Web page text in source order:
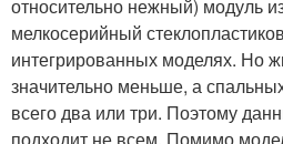
относительно нежный) модуль
мелкосерийный
интегрированных моделях. Но
значительно меньше, а
всего два или три. Поэтому
подходит не всем. Помимо